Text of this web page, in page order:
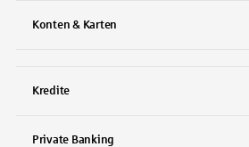
Konten & Karten
Kredite
Private Banking